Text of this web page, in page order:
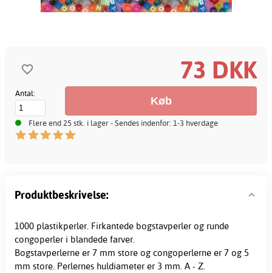
73 DKK
Antal:
Flere end 25 stk. i lager - Sendes indenfor: 1-3 hverdage
Produktbeskrivelse:
1000 plastikperler. Firkantede bogstavperler og runde
congoperler i blandede farver.
Bogstavperlerne er 7 mm store og congoperlerne er 7 og 5
mm store. Perlernes huldiameter er 3 mm. A - Z.